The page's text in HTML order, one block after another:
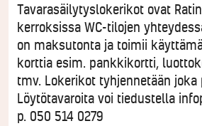
Tavarasäilytyslokerikot ovat
kerroksissa WC-tilojen
on maksutonta ja toimii
korttia esim. pankkikortti,
tmv. Lokerikot tyhjennetään joka
Löytötavaroita voi tiedustella
p. 050 514 0279